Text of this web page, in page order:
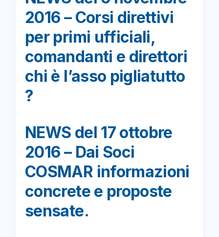
2016 – Corsi direttivi
per primi ufficiali,
comandanti e direttori
chi è l’asso pigliatutto
?
NEWS del 17 ottobre
2016 – Dai Soci
COSMAR informazioni
concrete e proposte
sensate.